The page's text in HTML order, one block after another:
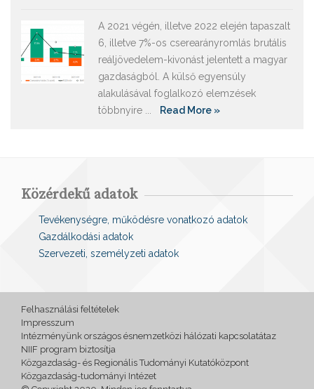
A 2021 végén, illetve 2022 elején tapaszalt
6, illetve 7%-os cserearányromlás brutális
reáljövedelem-kivonást jelentett a magyar
gazdaságból. A külső egyensúly
alakulásával foglalkozó elemzések
többnyire ...
Read More »
Közérdekű adatok
Tevékenységre, működésre vonatkozó adatok
Gazdálkodási adatok
Szervezeti, személyzeti adatok
Felhasználási feltételek
Impresszum
Intézményünk országos ésnemzetközi hálózati kapcsolatátaz
NIIF program biztosítja
Közgazdaság- és Regionális Tudományi Kutatóközpont
Közgazdaság-tudományi Intézet